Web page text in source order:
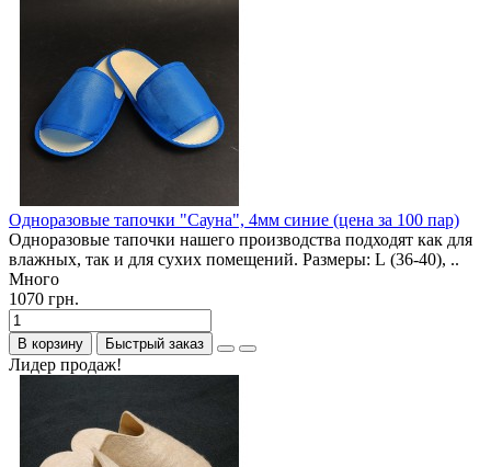
Одноразовые тапочки "Сауна", 4мм синие (цена за 100 пар)
Одноразовые тапочки нашего производства подходят как для
влажных, так и для сухих помещений. Размеры: L (36-40), ..
Много
1070 грн.
В корзину Быстрый заказ
Лидер продаж!